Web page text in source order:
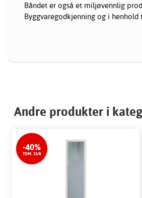
Båndet er også et miljøvennlig
Byggvaregodkjenning og i henhold
Andre produkter i
-40%
TOM. 15/8